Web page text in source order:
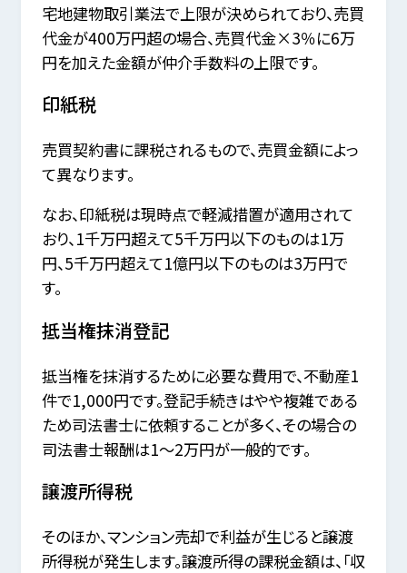
宅地建物取引業法で上限が決められており、売買
代金が400万円超の場合、売買代金×3％に6万
円を加えた金額が仲介手数料の上限です。
印紙税
売買契約書に課税されるもので、売買金額によっ
て異なります。
なお、印紙税は現時点で軽減措置が適用されて
おり、1千万円超えて5千万円以下のものは1万
円、5千万円超えて1億円以下のものは3万円で
す。
抵当権抹消登記
抵当権を抹消するために必要な費用で、不動産1
件で1,000円です。登記手続きはやや複雑である
ため司法書士に依頼することが多く、その場合の
司法書士報酬は1～2万円が一般的です。
譲渡所得税
そのほか、マンション売却で利益が生じると譲渡
所得税が発生します。譲渡所得の課税金額は、「収